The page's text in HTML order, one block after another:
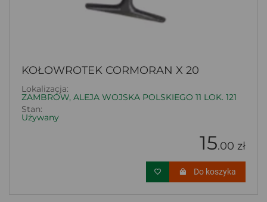
KOŁOWROTEK CORMORAN X 20
Lokalizacja:
ZAMBRÓW, ALEJA WOJSKA POLSKIEGO 11 LOK. 121
Stan:
Używany
15.00 zł
Do koszyka